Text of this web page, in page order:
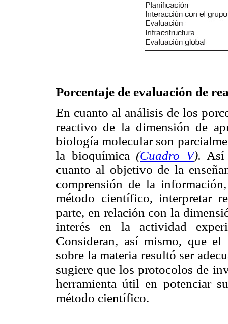
Porcentaje de evaluación de
En cuanto al análisis de los
reactivo de la dimensión de
biología molecular son
la bioquímica(Cuadro V). Así
cuanto al objetivo de la
comprensión de la
método científico, interpretar
parte, en relación con la
interés en la actividad
Consideran, así mismo, que
sobre la materia resultó ser
sugiere que los protocolos de
herramienta útil en potenciar
método científico.